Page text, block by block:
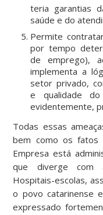
teria garantias
saúde e do
Permite
por tempo
de emprego),
implementa a
setor privado,
e qualidade
evidentemente,
Todas essas
bem como os fatos
Empresa está
que diverge com
Hospitais-escolas,
o povo catarinense
expressado